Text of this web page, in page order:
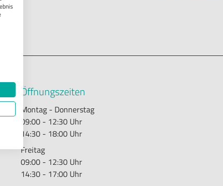
Öffnungszeiten
Montag - Donnerstag
09:00 - 12:30 Uhr
14:30 - 18:00 Uhr
Freitag
09:00 - 12:30 Uhr
14:30 - 17:00 Uhr